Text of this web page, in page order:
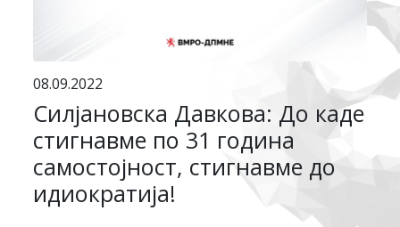
08.09.2022
Силјановска Давкова: До каде
стигнавме по 31 година
самостојност, стигнавме до
идиократија!